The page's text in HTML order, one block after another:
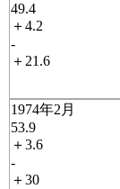
49.4
＋4.2
-
＋21.6
1974年2月
53.9
＋3.6
-
＋30